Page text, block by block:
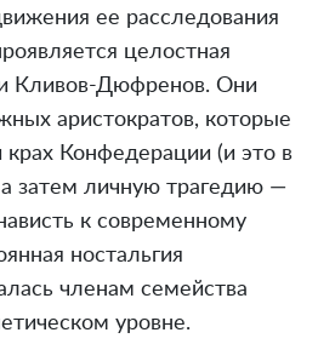
ее расследования
целостная
Кливов-Дюфренов. Они
аристократов, которые
Конфедерации (и это в
а затем личную трагедию —
к современному
ностальгия
членам семейства
уровне.